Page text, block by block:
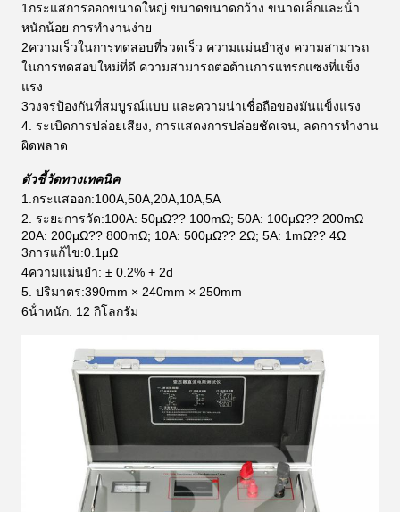
1กระแสการออกขนาดใหญ่ ขนาดขนาดกว้าง ขนาดเล็กและน้ํา
หนักน้อย การทํางานง่าย
2ความเร็วในการทดสอบที่รวดเร็ว ความแม่นยําสูง ความสามารถ
ในการทดสอบใหม่ที่ดี ความสามารถต่อต้านการแทรกแซงที่แข็ง
แรง
3วงจรป้องกันที่สมบูรณ์แบบ และความน่าเชื่อถือของมันแข็งแรง
4. ระเบิดการปล่อยเสียง, การแสดงการปล่อยชัดเจน, ลดการทํางาน
ผิดพลาด
ตัวชี้วัดทางเทคนิค
1.กระแสออก:100A,50A,20A,10A,5A
2. ระยะการวัด:100A: 50μΩ?? 100mΩ; 50A: 100μΩ?? 200mΩ
20A: 200μΩ?? 800mΩ; 10A: 500μΩ?? 2Ω; 5A: 1mΩ?? 4Ω
3การแก้ไข:0.1μΩ
4ความแม่นยํา: ± 0.2% + 2d
5. ปริมาตร:390mm × 240mm × 250mm
6น้ําหนัก: 12 กิโลกรัม